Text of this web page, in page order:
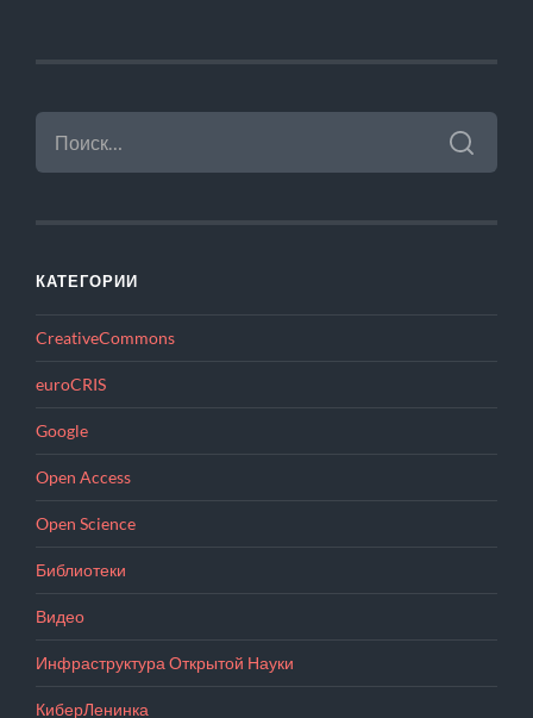
НАЙТИ:
КАТЕГОРИИ
CreativeCommons
euroCRIS
Google
Open Access
Open Science
Библиотеки
Видео
Инфраструктура Открытой Науки
КиберЛенинка